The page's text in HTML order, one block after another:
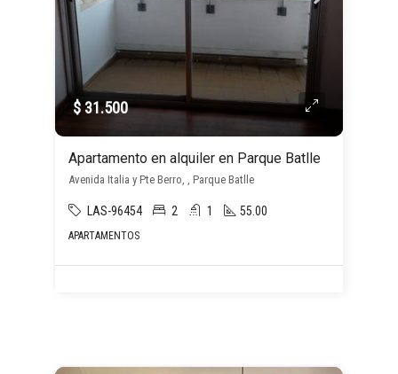
$ 31.500
Apartamento en alquiler en Parque Batlle
Avenida Italia y Pte Berro, , Parque Batlle
LAS-96454 2 1 55.00
APARTAMENTOS